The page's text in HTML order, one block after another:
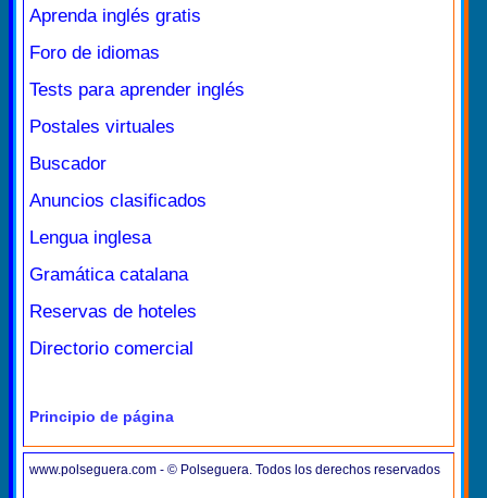
Aprenda inglés gratis
Foro de idiomas
Tests para aprender inglés
Postales virtuales
Buscador
Anuncios clasificados
Lengua inglesa
Gramática catalana
Reservas de hoteles
Directorio comercial
Principio de página
www.polseguera.com - © Polseguera. Todos los derechos reservados